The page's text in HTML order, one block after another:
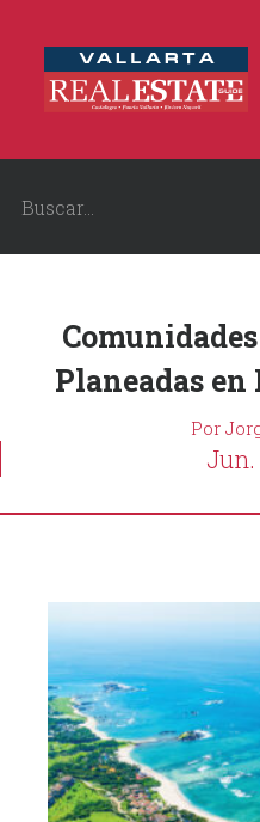
Planeadas
Por
Jun.